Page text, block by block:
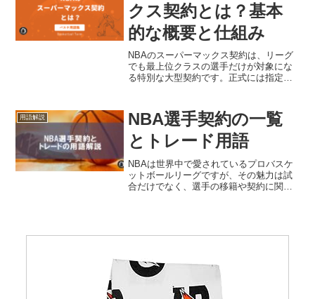
クス契約とは？基本
的な概要と仕組み
NBAのスーパーマックス契約は、リーグ
でも最上位クラスの選手だけが対象にな
る特別な大型契約です。正式には指定ベ
クス契約よりも高い年俸...
用語解説
NBA選手契約の一覧
とトレード用語
NBAは世界中で愛されているプロバスケ
ットボールリーグですが、その魅力は試
合だけでなく、選手の移籍や契約に関す